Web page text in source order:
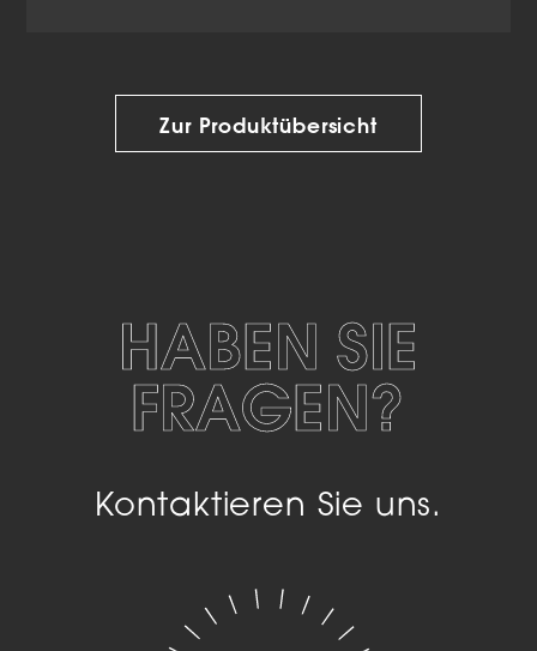
Zur Produktübersicht
HABEN SIE
FRAGEN?
Kontaktieren Sie uns.